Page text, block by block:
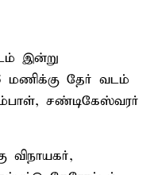
இன்று
மணிக்கு தேர் வடம்
சண்டிகேஸ்வரர்
விநாயகர்,